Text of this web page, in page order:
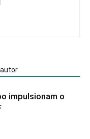
impulsionam o